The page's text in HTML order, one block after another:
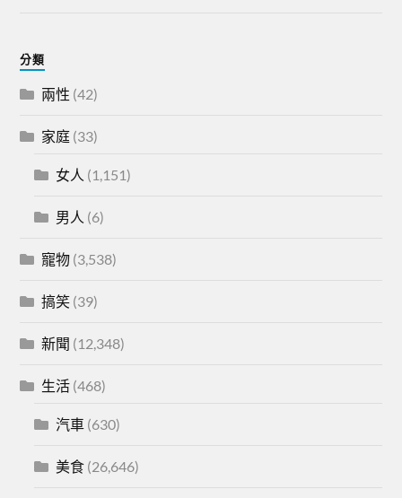
分類
兩性 (42)
家庭 (33)
女人 (1,151)
男人 (6)
寵物 (3,538)
搞笑 (39)
新聞 (12,348)
生活 (468)
汽車 (630)
美食 (26,646)